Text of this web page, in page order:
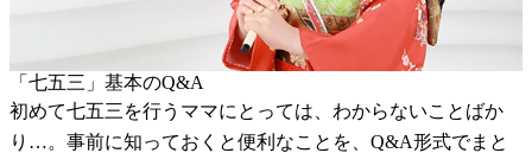
「七五三」基本のQ&A
初めて七五三を行うママにとっては、わからないことばか
り…。事前に知っておくと便利なことを、Q&A形式でまと